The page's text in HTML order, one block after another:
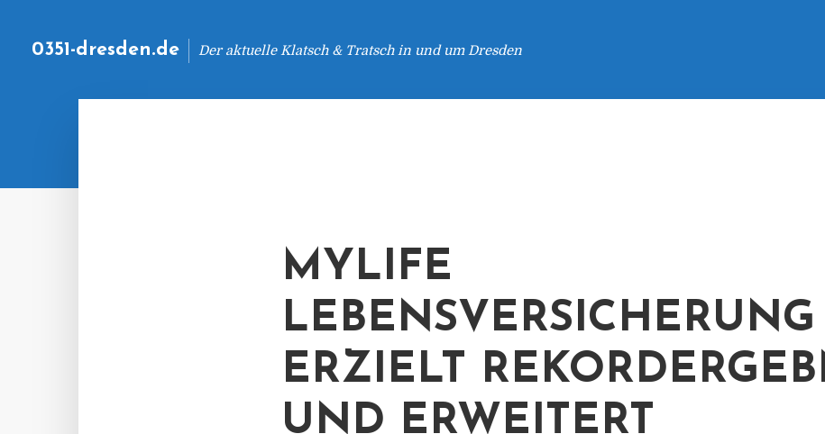
0351-dresden.de Der aktuelle Klatsch & Tratsch in und um Dresden
MYLIFE
LEBENSVERSICHERUNG
ERZIELT
UND ERWEITERT